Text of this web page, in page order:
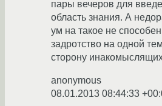
пары вечеров для
область знания. А
ум на такое не
задротство на одной
сторону
anonymous
08.01.2013 08:44:33